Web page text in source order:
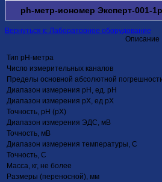
ph-метр-иономер Эксперт-001-
Вернуться к: Лабораторное оборудование
Описание
Тип рН-метра
Число измерительных каналов
Пределы основной абсолютной
Диапазон измерения рН, ед. рН
Диапазон измерения рХ, ед рХ
Точность, рН (рХ)
Диапазон измерения ЭДС, мВ
Точность, мВ
Диапазон измерения температуры, С
Точность, С
Масса, кг, не более
Размеры (переносной), мм